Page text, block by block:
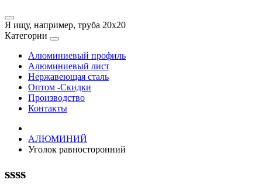
Я ищу, например, труба 20х20
Категории
Алюминиевый профиль
Алюминиевый лист
Нержавеющая сталь
Оптом -Скидки
Производство
Контакты
АЛЮМИНИЙ
Уголок равносторонний
ssss